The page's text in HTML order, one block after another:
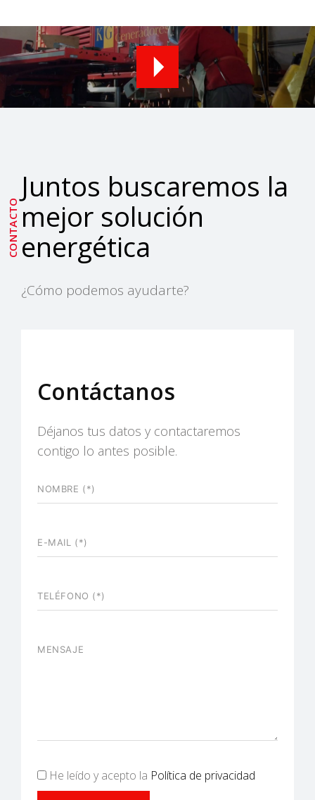
CONTACTO
Juntos buscaremos la
mejor solución
energética
¿Cómo podemos ayudarte?
Contáctanos
Déjanos tus datos y contactaremos
contigo lo antes posible.
He leído y acepto la Política de privacidad